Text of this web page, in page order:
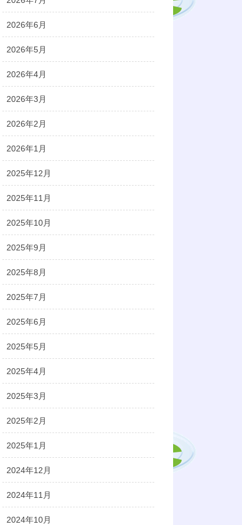
2026年6月
2026年5月
2026年4月
2026年3月
2026年2月
2026年1月
2025年12月
2025年11月
2025年10月
2025年9月
2025年8月
2025年7月
2025年6月
2025年5月
2025年4月
2025年3月
2025年2月
2025年1月
2024年12月
2024年11月
2024年10月